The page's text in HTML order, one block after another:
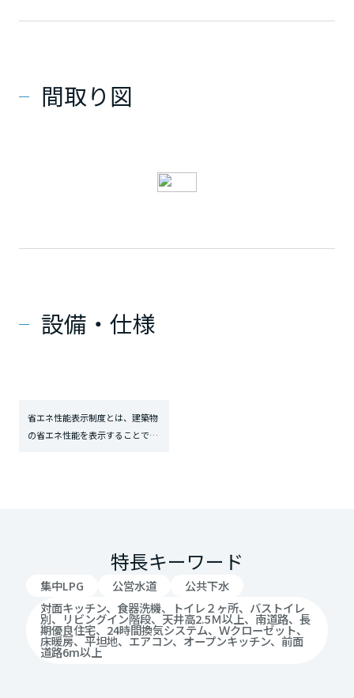
間取り図
設備・仕様
省エネ性能表示制度とは、建築物
の省エネ性能を表示することで、
特長キーワード
集中LPG 公営水道
公共下水
対面キッチン、食器洗機、トイレ２ヶ所、バストイレ
別、リビングイン階段、天井高2.5Ｍ以上、南道路、長
期優良住宅、24時間換気システム、Ｗクローゼット、
床暖房、平坦地、エアコン、オープンキッチン、前面
道路6m以上